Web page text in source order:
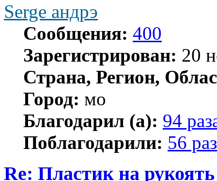
Serge андрэ
Сообщения: 400
Зарегистрирован: 20
Страна, Регион,
Город: мо
Благодарил (а): 94
Поблагодарили: 56 раз
Re: Пластик на